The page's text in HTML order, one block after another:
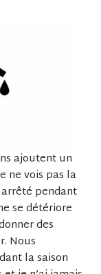
ajoutent un
ne vois pas la
pendant
se détériore
des
Nous
la saison